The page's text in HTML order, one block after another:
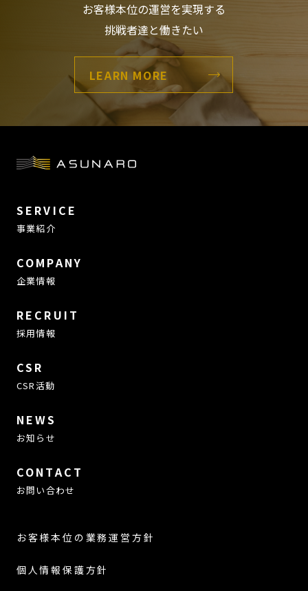
お客様本位の運営を実現する
挑戦者達と働きたい
LEARN MORE
SERVICE
事業紹介
COMPANY
企業情報
RECRUIT
採用情報
CSR
CSR活動
NEWS
お知らせ
CONTACT
お問い合わせ
お客様本位の業務運営方針
個人情報保護方針